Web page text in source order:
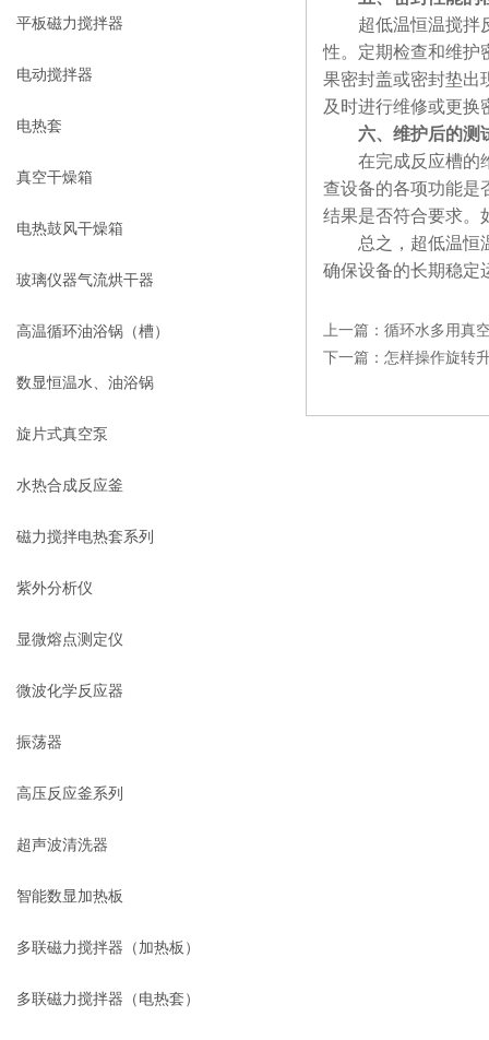
平板磁力搅拌器
电动搅拌器
电热套
真空干燥箱
电热鼓风干燥箱
玻璃仪器气流烘干器
高温循环油浴锅（槽）
数显恒温水、油浴锅
旋片式真空泵
水热合成反应釜
磁力搅拌电热套系列
紫外分析仪
显微熔点测定仪
微波化学反应器
振荡器
高压反应釜系列
超声波清洗器
智能数显加热板
多联磁力搅拌器（加热板）
多联磁力搅拌器（电热套）
超低温恒温搅拌反
性。定期检查和维护
果密封盖或密封垫出
及时进行维修或更换
六、维护后的测
在完成反应槽的维
查设备的各项功能是
结果是否符合要求。
总之，超低温恒温
确保设备的长期稳定
上一篇： 循环水多用真
下一篇： 怎样操作旋转